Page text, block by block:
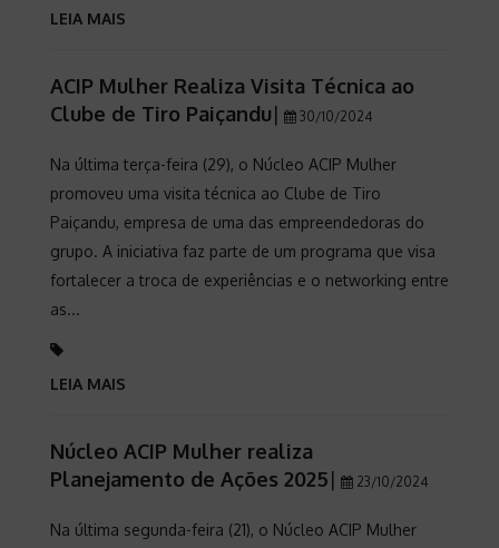
LEIA MAIS
ACIP Mulher Realiza Visita Técnica ao
Clube de Tiro Paiçandu| 30/10/2024
Na última terça-feira (29), o Núcleo ACIP Mulher
promoveu uma visita técnica ao Clube de Tiro
Paiçandu, empresa de uma das empreendedoras do
grupo. A iniciativa faz parte de um programa que visa
fortalecer a troca de experiências e o networking entre
as...
LEIA MAIS
Núcleo ACIP Mulher realiza
Planejamento de Ações 2025| 23/10/2024
Na última segunda-feira (21), o Núcleo ACIP Mulher